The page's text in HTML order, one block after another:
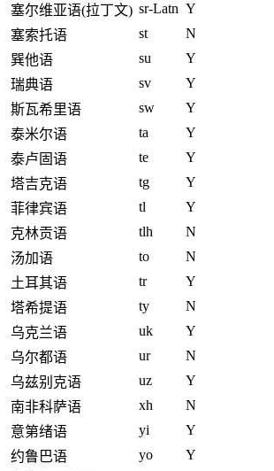
塞尔维亚语(拉丁文) sr-Latn Y
塞索托语 st
N
巽他语 su
Y
瑞典语 sv
Y
斯瓦希里语 sw
Y
泰米尔语 ta
Y
泰卢固语 te
Y
塔吉克语 tg
Y
菲律宾语 tl
Y
克林贡语 tlh
N
汤加语 to
N
土耳其语 tr
Y
塔希提语 ty
N
乌克兰语 uk
Y
乌尔都语 ur
N
乌兹别克语 uz
Y
南非科萨语 xh
N
意第绪语 yi
Y
约鲁巴语 yo
Y